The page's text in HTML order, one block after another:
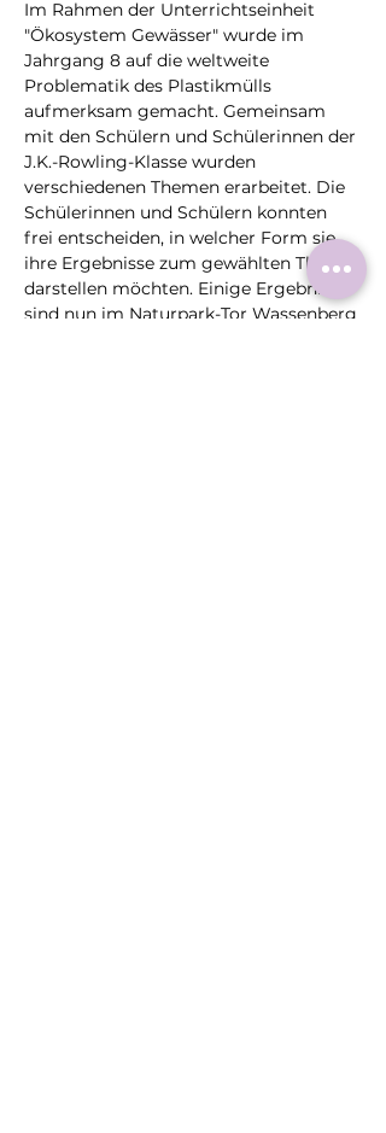
Im Rahmen der Unterrichtseinheit
"Ökosystem Gewässer" wurde im
Jahrgang 8 auf die weltweite
Problematik des Plastikmülls
aufmerksam gemacht. Gemeinsam
mit den Schülern und Schülerinnen der
J.K.-Rowling-Klasse wurden
verschiedenen Themen erarbeitet. Die
Schülerinnen und Schülern konnten
frei entscheiden, in welcher Form sie
ihre Ergebnisse zum gewählten Thema
darstellen möchten. Einige Ergebnisse
sind nun im Naturpark-Tor Wassenberg